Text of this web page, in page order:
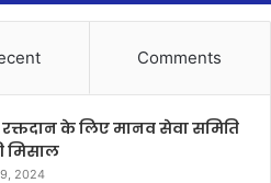
Comments
के लिए मानव सेवा समिति
मिसाल
2024